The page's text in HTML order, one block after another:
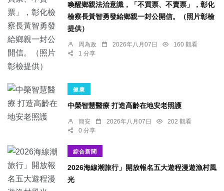
喚醒鄉親法治意識，「不買票、不賣票」，彰化
檢察長黃智勇發給鄉親一封公開信。（照片彰檢
提供）
周為政 2026年八月07日
160 觀看
1 分享
健康
中榮智慧醫療 打造高齡在地安老照護
簡安 2026年八月07日
202 觀看
0 分享
綜合新聞
2026海線潮旅行」開放報名五大遊程漫遊漁村風
光